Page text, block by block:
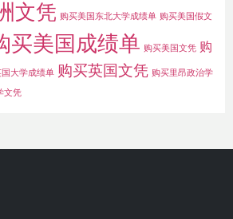
文凭 购买美国东北大学成绩单 购买美国假文
买美国成绩单 购买美国文凭 购
国大学成绩单 购买英国文凭 购买里昂政治学
文凭